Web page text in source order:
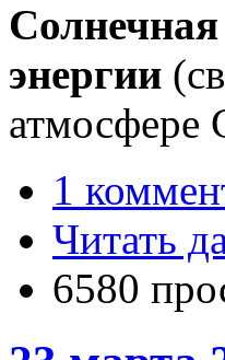
энергии
атмосфере
1
Читать
6580